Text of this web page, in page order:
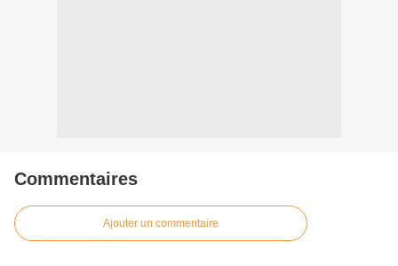
Commentaires
Ajouter un commentaire